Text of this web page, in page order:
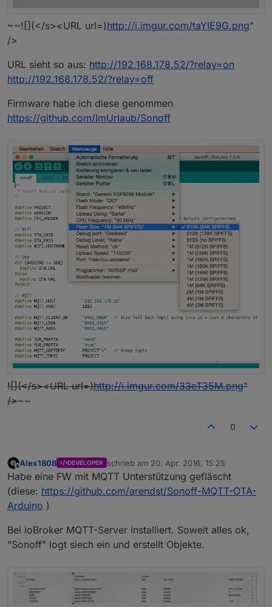
~~![](</s><URL url=)http://i.imgur.com/taYIE9G.png"
/>
URL sieht so aus: http://192.168.178.52/?relay=on
http://192.168.178.52/?relay=off
Firmware habe ich diese genommen
https://github.com/ImUrlaub/Sonoff
![](</s><URL url=)http://i.imgur.com/33eT35M.png"
/>~~
0
Offline
Alex1808 DEVELOPER schrieb am 20. Apr. 2016, 15:25
zuletzt editiert von
Habe eine FW mit MQTT Unterstützung gefläscht
(diese: https://github.com/arendst/Sonoff-MQTT-OTA-
Arduino )
Bei ioBroker MQTT-Server installiert. Soweit alles ok,
"Sonoff" logt siech ein und erstellt Objekte.